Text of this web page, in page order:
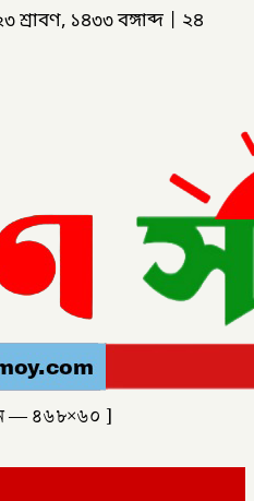
শ্রাবণ, ১৪৩৩ বঙ্গাব্দ
২৪
— ৪৬৮×৬০ ]